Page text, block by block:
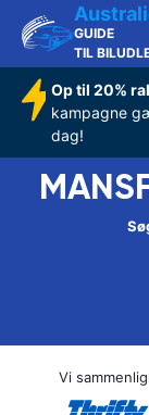
GUIDE
TIL
Op til 20%
kampagne
dag!
Vi